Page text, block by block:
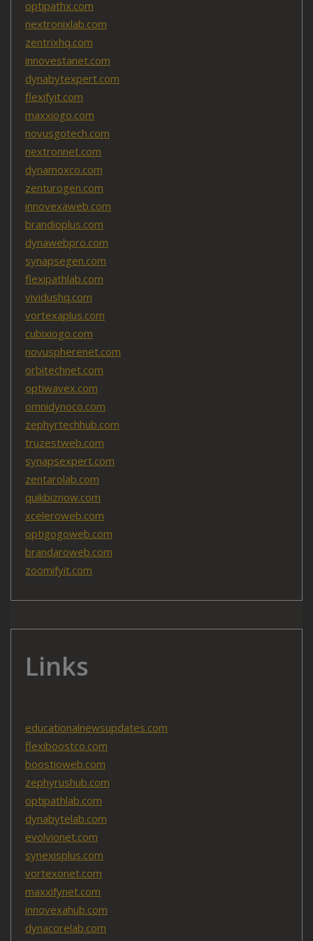
optipathx.com
nextronixlab.com
zentrixhq.com
innovestanet.com
dynabytexpert.com
flexifyit.com
maxxiogo.com
novusgotech.com
nextronnet.com
dynamoxco.com
zenturogen.com
innovexaweb.com
brandioplus.com
dynawebpro.com
synapsegen.com
flexipathlab.com
vividushq.com
vortexaplus.com
cubixiogo.com
novuspherenet.com
orbitechnet.com
optiwavex.com
omnidynoco.com
zephyrtechhub.com
truzestweb.com
synapsexpert.com
zentarolab.com
quikbiznow.com
xceleroweb.com
optigogoweb.com
brandaroweb.com
zoomifyit.com
Links
educationalnewsupdates.com
flexiboostco.com
boostioweb.com
zephyrushub.com
optipathlab.com
dynabytelab.com
evolvionet.com
synexisplus.com
vortexonet.com
maxxifynet.com
innovexahub.com
dynacorelab.com